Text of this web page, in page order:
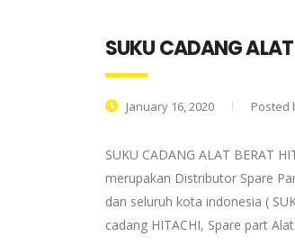
SUKU CADANG
January 16, 2020 Posted
SUKU CADANG ALAT BERAT
merupakan Distributor Spare
dan seluruh kota indonesia (
cadang HITACHI, Spare part